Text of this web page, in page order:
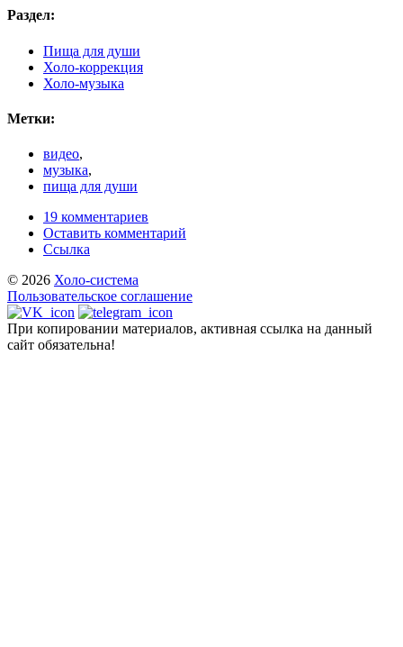
Раздел:
Пища для души
Холо-коррекция
Холо-музыка
Метки:
видео,
музыка,
пища для души
19 комментариев
Оставить комментарий
Ссылка
© 2026 Холо-система
Пользовательское соглашение
При копировании материалов, активная ссылка на данный
сайт обязательна!